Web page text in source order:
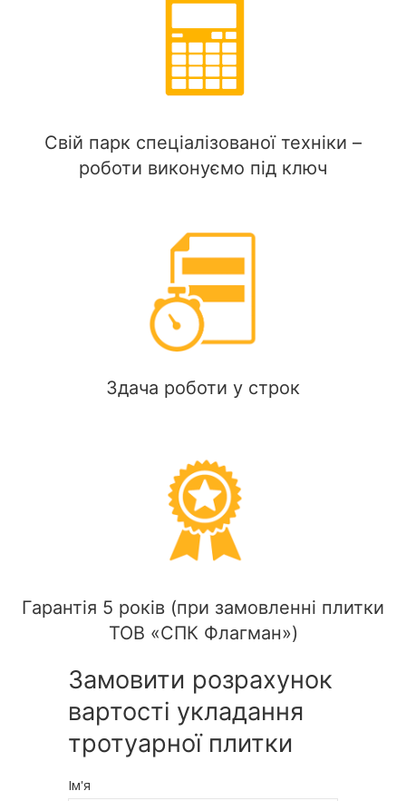
Свій парк спеціалізованої техніки –
роботи виконуємо під ключ
Здача роботи у строк
Гарантія 5 років (при замовленні плитки
ТОВ «СПК Флагман»)
Замовити розрахунок
вартості укладання
тротуарної плитки
Ім'я